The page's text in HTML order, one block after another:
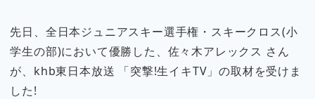
先日、全日本ジュニアスキー選手権・スキークロス(小
学生の部)において優勝した、佐々木アレックス さん
が、khb東日本放送 「突撃!生イキTV」の取材を受けま
した!